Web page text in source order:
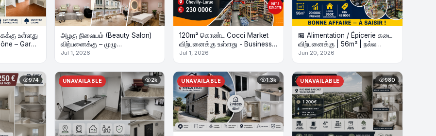
உள்ளது
– Gare
அழகு நிலையம் (Beauty Salon)
விற்பனைக்கு – முழு
உபகரணங்களுடன்!
Jul 1, 2026
120m² கொண்ட Cocci Market
விற்பனைக்கு உள்ளது - Business
for Sale
Jul 1, 2026
🏪 Alimentation / Épicerie கடை
விற்பனைக்கு | 56m² | நல்ல
வருமானம்
Jun 20, 2026
974 UNAVAILABLE 2k UNAVAILABLE 1.3k UNAVAILABLE 980